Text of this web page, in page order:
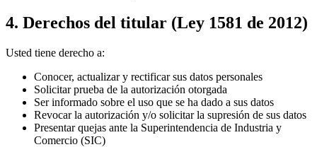
4. Derechos del titular (Ley 1581 de 2012)
Usted tiene derecho a:
Conocer, actualizar y rectificar sus datos personales
Solicitar prueba de la autorización otorgada
Ser informado sobre el uso que se ha dado a sus datos
Revocar la autorización y/o solicitar la supresión de sus datos
Presentar quejas ante la Superintendencia de Industria y
Comercio (SIC)